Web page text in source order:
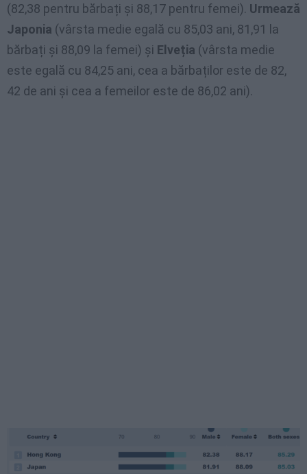
(82,38 pentru bărbați și 88,17 pentru femei). Urmează
Japonia (vârsta medie egală cu 85,03 ani, 81,91 la
bărbați și 88,09 la femei) și Elveția (vârsta medie
este egală cu 84,25 ani, cea a bărbaților este de 82,
42 de ani și cea a femeilor este de 86,02 ani).